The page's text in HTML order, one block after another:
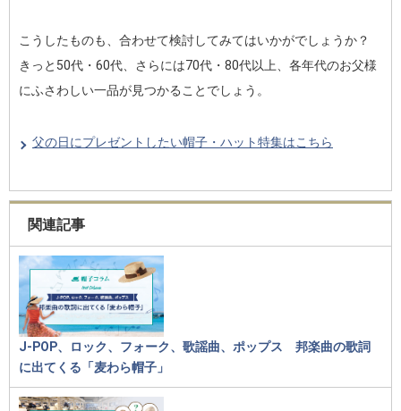
こうしたものも、合わせて検討してみてはいかがでしょうか？
きっと50代・60代、さらには70代・80代以上、各年代のお父様
にふさわしい一品が見つかることでしょう。
父の日にプレゼントしたい帽子・ハット特集はこちら
関連記事
J-POP、ロック、フォーク、歌謡曲、ポップス 邦楽曲の歌詞
に出てくる「麦わら帽子」